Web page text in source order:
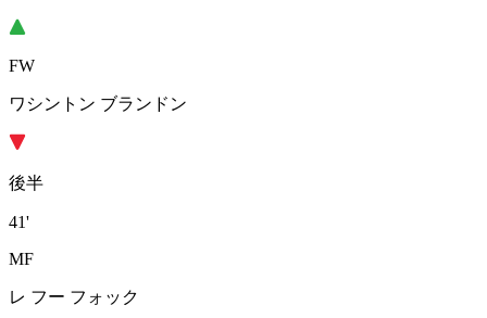
FW
ワシントン ブランドン
後半
41'
MF
レ フー フォック